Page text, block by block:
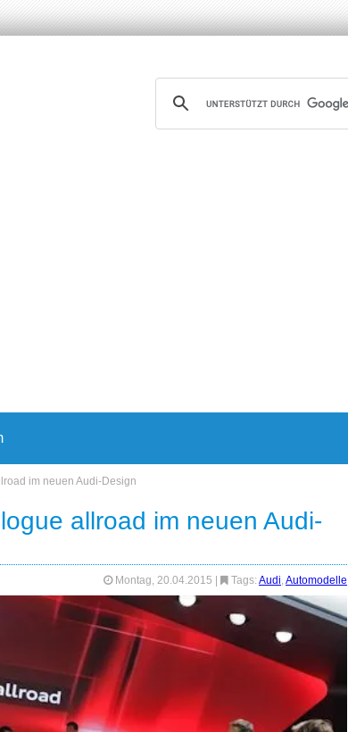
im neuen Audi-Design
allroad im neuen Audi-
Montag, 20.04.2015 Tags: Audi, Automodelle